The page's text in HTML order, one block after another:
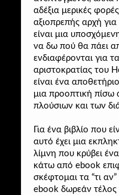
αδέξια μερικές
αξιοπρεπής αρχή
είναι μια
να δω πού θα πάει
ενδιαφέρονται για
αριστοκρατίας του
είναι ένα
μια προοπτική
πλούσιων και των
Για ένα βιβλίο που
αυτό έχει μια
λίμνη που κρύβει
κάτω από ebook
σκέφτομαι τα “τι
ebook δωρεάν τέλος